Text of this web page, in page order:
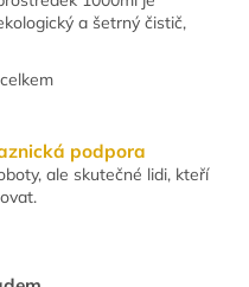
a šetrný čistič,
nečistoty a mastnotu z podlah
a povrchů. S hypoalergenní
podpora
ale skutečné lidi, kteří